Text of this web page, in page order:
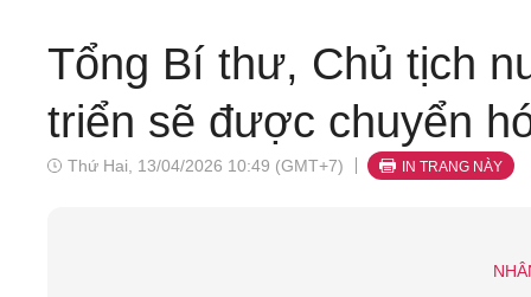
Tổng Bí thư, Chủ tịch
triển sẽ được chuyển
Thứ Hai, 13/04/2026 10:49 (GMT+7) IN TRANG NÀY